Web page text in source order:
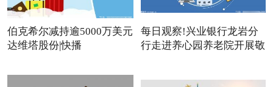
伯克希尔减持逾5000万美元
达维塔股份|快播
每日观察!兴业银行龙岩分
行走进养心园养老院开展敬